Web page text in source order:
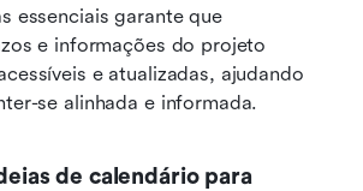
essenciais garante que
e informações do projeto
e atualizadas, ajudando
se alinhada e informada.
de calendário para